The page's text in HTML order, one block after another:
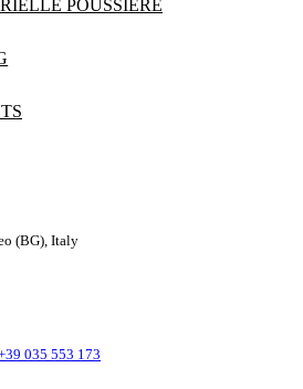
POUSSIÈRE
(BG), Italy
035 553 173